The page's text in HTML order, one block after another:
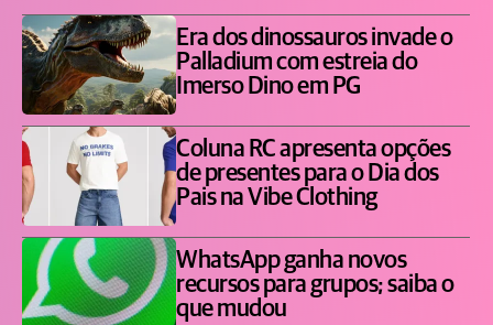
Era dos dinossauros invade o
Palladium com estreia do
Imerso Dino em PG
Coluna RC apresenta opções
de presentes para o Dia dos
Pais na Vibe Clothing
WhatsApp ganha novos
recursos para grupos; saiba o
que mudou